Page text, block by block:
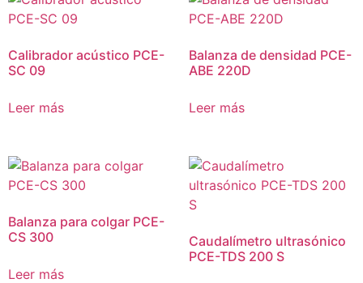
Calibrador acústico PCE-
SC 09
Leer más
Balanza de densidad PCE-
ABE 220D
Leer más
Balanza para colgar PCE-
CS 300
Leer más
Caudalímetro ultrasónico
PCE-TDS 200 S